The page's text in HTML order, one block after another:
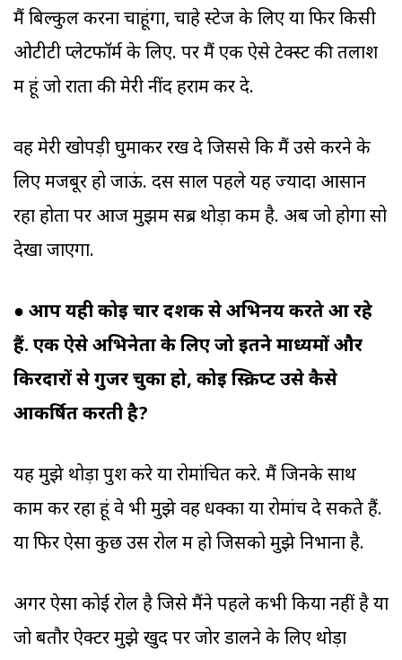
मैं बिल्कुल करना चाहूंगा, चाहे स्टेज के लिए या फिर किसी
ओटीटी प्लेटफॉर्म के लिए. पर मैं एक ऐसे टेक्स्ट की तलाश
में हूं जो रातों की मेरी नींद हराम कर दे.
वह मेरी खोपड़ी घुमाकर रख दे जिससे कि मैं उसे करने के
लिए मजबूर हो जाऊं. दस साल पहले यह ज्यादा आसान
रहा होता पर आज मुझमें सब्र थोड़ा कम है. अब जो होगा सो
देखा जाएगा.
● आप यही कोई चार दशक से अभिनय करते आ रहे
हैं. एक ऐसे अभिनेता के लिए जो इतने माध्यमों और
किरदारों से गुजर चुका हो, कोई स्क्रिप्ट उसे कैसे
आकर्षित करती है?
यह मुझे थोड़ा पुश करे या रोमांचित करे. मैं जिनके साथ
काम कर रहा हूं वे भी मुझे वह धक्का या रोमांच दे सकते हैं.
या फिर ऐसा कुछ उस रोल में हो जिसको मुझे निभाना है.
अगर ऐसा कोई रोल है जिसे मैंने पहले कभी किया नहीं है या
जो बतौर ऐक्टर मुझे खुद पर जोर डालने के लिए थोड़ा